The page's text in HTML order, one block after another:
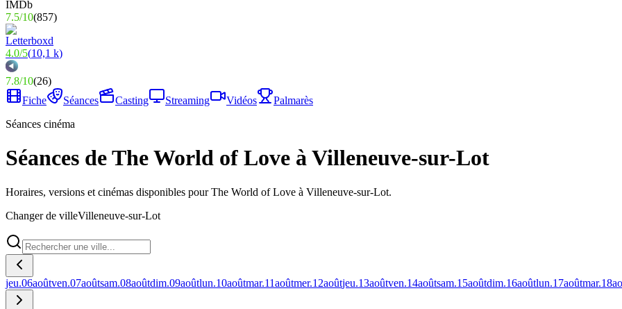
7.5/10(857)
4.0/5(10,1 k)
7.8/10(26)
Fiche
Séances Casting Streaming Vidéos
Palmarès
Séances cinéma
Séances de The World of Love à Villeneuve-sur-Lot
Horaires, versions et cinémas disponibles pour The World of Love à Villeneuve-sur-Lot.
Changer de villeVilleneuve-sur-Lot
jeu.06aoûtven.07aoûtsam.08aoûtdim.09aoûtlun.10aoûtmar.11aoûtmer.12aoûtjeu.13aoûtven.14aoûtsam.15aoûtdim.16aoûtlun.17aoûtmar.18